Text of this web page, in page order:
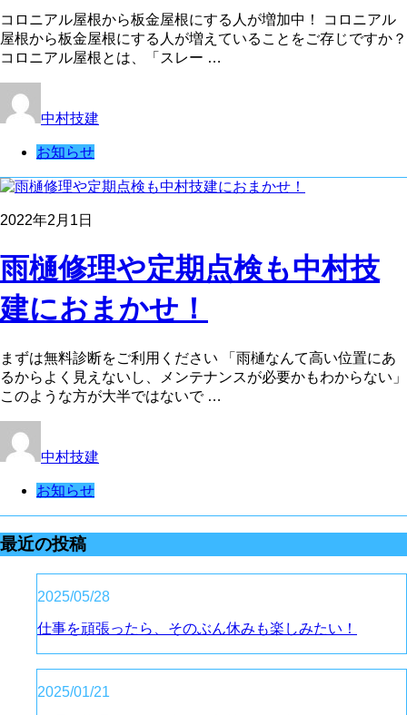
コロニアル屋根から板金屋根にする人が増加中！ コロニアル
屋根から板金屋根にする人が増えていることをご存じですか？
コロニアル屋根とは、「スレー …
中村技建
お知らせ
2022年2月1日
雨樋修理や定期点検も中村技
建におまかせ！
まずは無料診断をご利用ください 「雨樋なんて高い位置にあ
るからよく見えないし、メンテナンスが必要かもわからない」
このような方が大半ではないで …
中村技建
お知らせ
最近の投稿
2025/05/28
仕事を頑張ったら、そのぶん休みも楽しみたい！
2025/01/21